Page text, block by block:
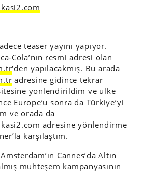
teaser yayını yapıyor.
Cola’nın resmi adresi olan
‘den yapılacakmış. Bu arada
adresine gidince tekrar
yönlendirildim ve ülke
Europe’u sonra da Türkiye’yi
ve orada da
adresine yönlendirme
karşılaştım.
Cannes’da Altın
muhteşem kampanyasının